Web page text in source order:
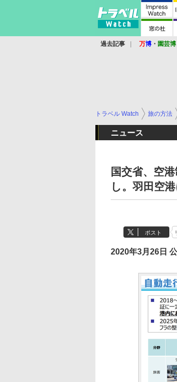
過去記事 万博 ・ 園芸博
トラベル Watch 旅の方法
ニュース
国交省、空
し。羽田空
ポスト
2020年3月26日